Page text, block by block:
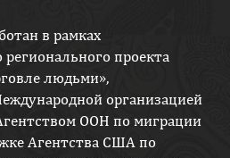
в рамках
регионального проекта
людьми»,
организацией
ООН по миграции
Агентства США по